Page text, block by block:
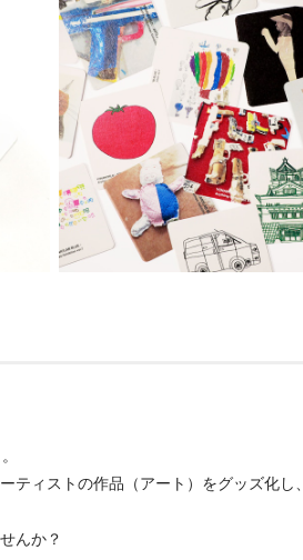
ティストの作品（アート）をグッズ化し
んか？